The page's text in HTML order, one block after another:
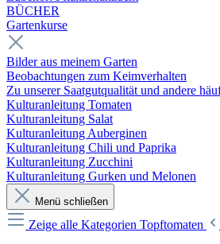
BÜCHER
Gartenkurse
Bilder aus meinem Garten
Beobachtungen zum Keimverhalten
Zu unserer Saatgutqualität und andere
Kulturanleitung Tomaten
Kulturanleitung Salat
Kulturanleitung Auberginen
Kulturanleitung Chili und Paprika
Kulturanleitung Zucchini
Kulturanleitung Gurken und Melonen
Menü schließen
Zeige alle Kategorien Topftomaten